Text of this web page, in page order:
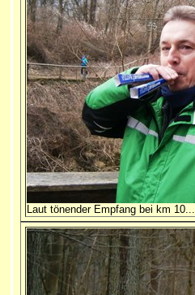
Laut tönender Empfang bei km 10...